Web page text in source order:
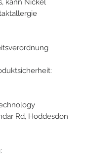
kann Nickel
Rd, Hoddesdon